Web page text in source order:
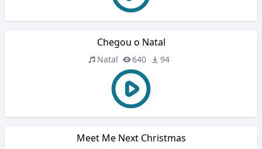
Chegou o Natal
Natal 640 94
Meet Me Next Christmas